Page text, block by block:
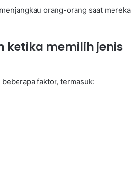
orang-orang saat mereka
memilih jenis
faktor, termasuk: